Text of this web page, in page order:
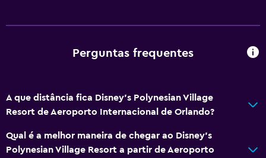
Piscina exterior
Estacionamento e transportes
Shuttle aeroporto
Serviço de estacionamento
Shuttle disponível
Perguntas frequentes
A que distância fica Disney's Polynesian Village
Resort de Aeroporto Internacional de Orlando?
Qual é a melhor maneira de chegar ao Disney's
Polynesian Village Resort a partir de Aeroporto